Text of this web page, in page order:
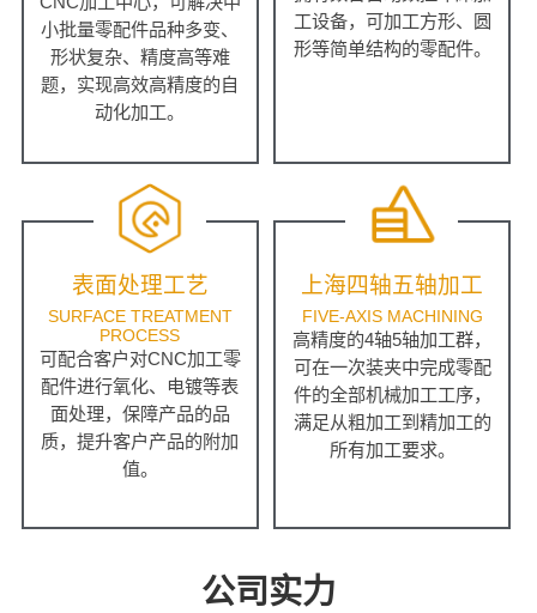
小批量零配件品种多变、
形状复杂、精度高等难
题，实现高效高精度的自
动化加工。
工设备，可加工方形、圆
形等简单结构的零配件。
表面处理工艺
SURFACE TREATMENT
PROCESS
可配合客户对CNC加工零
配件进行氧化、电镀等表
面处理，保障产品的品
质，提升客户产品的附加
值。
上海四轴五轴加工
FIVE-AXIS MACHINING
高精度的4轴5轴加工群，
可在一次装夹中完成零配
件的全部机械加工工序，
满足从粗加工到精加工的
所有加工要求。
公司实力